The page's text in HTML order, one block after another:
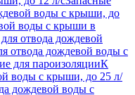
воды с крыши, до
воды с крыши в
отвода дождевой
отвода дождевой воды с
для пароизоляцииК
воды с крыши, до 25 л/
дождевой воды с